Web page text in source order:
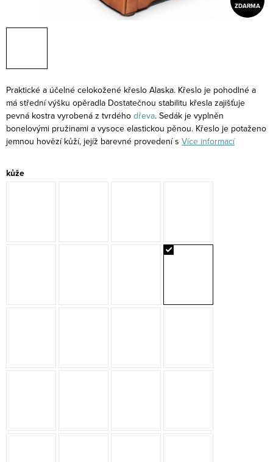
ZDARMA
Praktické a účelné celokožené křeslo Alaska. Křeslo je pohodlné a
má střední výšku opěradla Dostatečnou stabilitu křesla zajišťuje
pevná kostra vyrobená z tvrdého dřeva. Sedák je vyplněn
bonelovými pružinami a vysoce elastickou pěnou. Křeslo je potaženo
jemnou hovězí kůží, jejíž barevné provedení s Více informací
kůže